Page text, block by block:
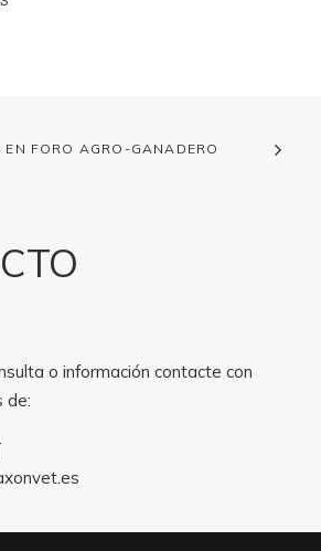
EN FORO AGRO-GANADERO
o información contacte con
de: